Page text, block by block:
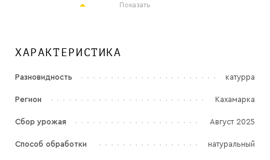
ХАРАКТЕРИСТИКА
Разновидность катурра
Регион Кахамарка
Сбор урожая Август 2025
Способ обработки натуральный
Показать